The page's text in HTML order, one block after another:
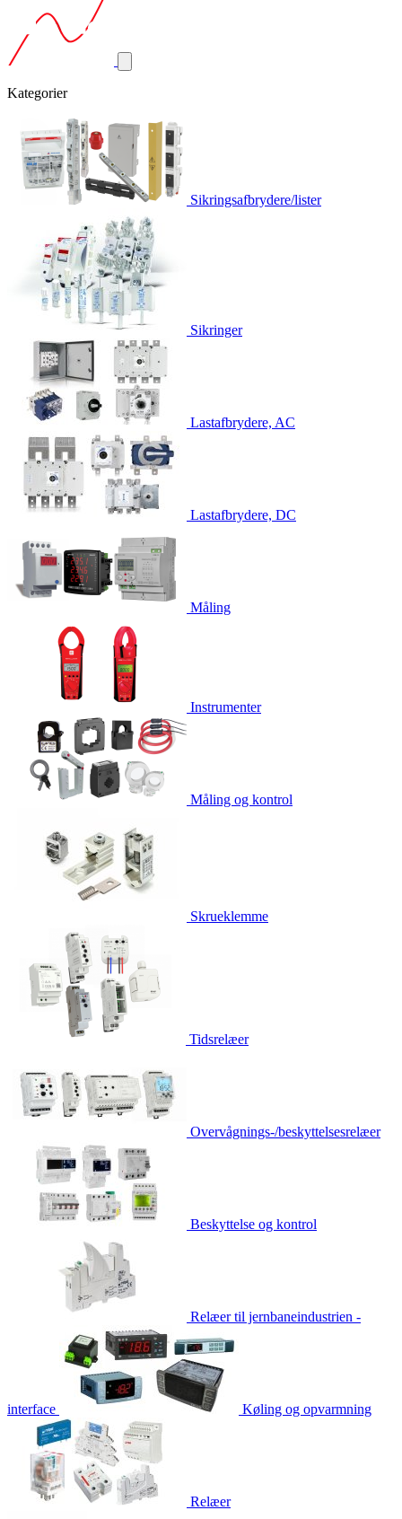
Kategorier
Sikringsafbrydere/lister
Sikringer
Lastafbrydere, AC
Lastafbrydere, DC
Måling
Instrumenter
Måling og kontrol
Skrueklemme
Tidsrelæer
Overvågnings-/beskyttelsesrelæer
Beskyttelse og kontrol
Relæer til jernbaneindustrien -
interface Køling og opvarmning
Relæer